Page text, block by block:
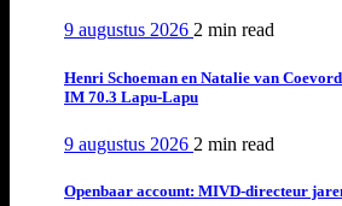
9 augustus 2026 2 min read
Henri Schoeman en Natalie van
IM 70.3 Lapu-Lapu
9 augustus 2026 2 min read
Openbaar account: MIVD-directeur